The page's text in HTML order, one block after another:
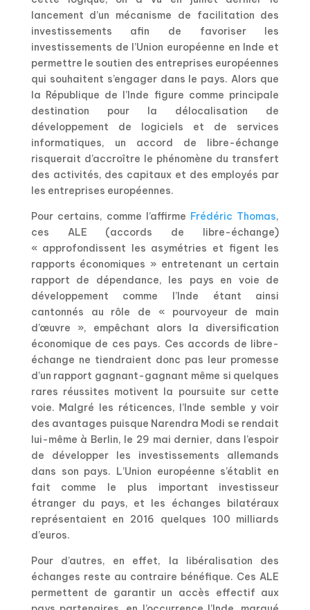
lancement d’un mécanisme de facilitation des
investissements afin de favoriser les
investissements de l’Union européenne en Inde et
permettre le soutien des entreprises européennes
qui souhaitent s’engager dans le pays. Alors que
la République de l’Inde figure comme principale
destination pour la délocalisation de
développement de logiciels et de services
informatiques, un accord de libre-échange
risquerait d’accroître le phénomène du transfert
des activités, des capitaux et des employés par
les entreprises européennes.
Pour certains, comme l’affirme Frédéric Thomas,
ces ALE (accords de libre-échange)
« approfondissent les asymétries et figent les
rapports économiques » entretenant un certain
rapport de dépendance, les pays en voie de
développement comme l’Inde étant ainsi
cantonnés au rôle de « pourvoyeur de main
d’œuvre », empêchant alors la diversification
économique de ces pays. Ces accords de libre-
échange ne tiendraient donc pas leur promesse
d’un rapport gagnant-gagnant même si quelques
rares réussites motivent la poursuite sur cette
voie. Malgré les réticences, l’Inde semble y voir
des avantages puisque Narendra Modi se rendait
lui-même à Berlin, le 29 mai dernier, dans l’espoir
de développer les investissements allemands
dans son pays. L’Union européenne s’établit en
fait comme le plus important investisseur
étranger du pays, et les échanges bilatéraux
représentaient en 2016 quelques 100 milliards
d’euros.
Pour d’autres, en effet, la libéralisation des
échanges reste au contraire bénéfique. Ces ALE
permettent de garantir un accès effectif aux